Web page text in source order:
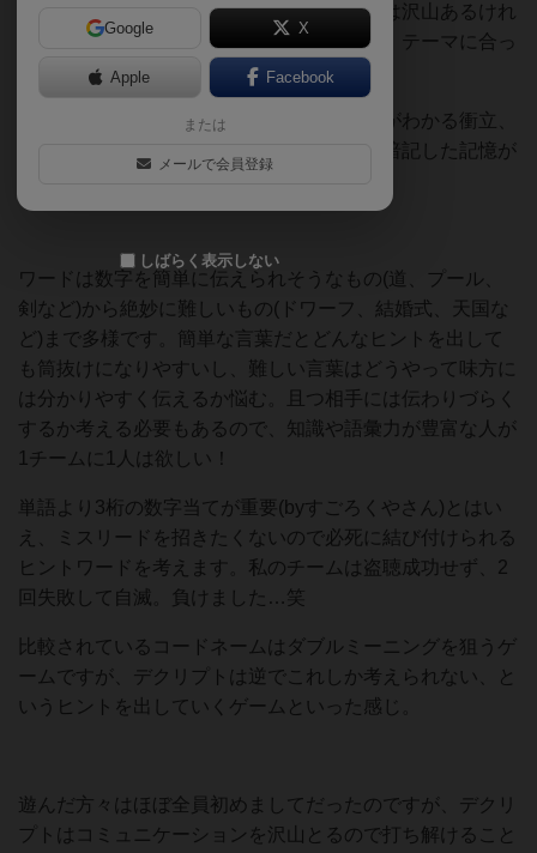
良いと思います。衝立を使うボードゲームは沢山あるけれ
ど、デクリプトは特徴的でとても洒落てる。テーマに合っ
てて素敵✨
キーワードカードを差し込んで初めて単語がわかる衝立、
学生時代を思い出しませんか？赤シートで暗記した記憶が
ワードは数字を簡単に伝えられそうなもの(道、プール、
剣など)から絶妙に難しいもの(ドワーフ、結婚式、天国な
ど)まで多様です。簡単な言葉だとどんなヒントを出して
も筒抜けになりやすいし、難しい言葉はどうやって味方に
は分かりやすく伝えるか悩む。且つ相手には伝わりづらく
するか考える必要もあるので、知識や語彙力が豊富な人が
1チームに1人は欲しい！
単語より3桁の数字当てが重要(byすごろくやさん)とはい
え、ミスリードを招きたくないので必死に結び付けられる
ヒントワードを考えます。私のチームは盗聴成功せず、2
回失敗して自滅。負けました…笑
比較されているコードネームはダブルミーニングを狙うゲ
ームですが、デクリプトは逆でこれしか考えられない、と
いうヒントを出していくゲームといった感じ。
遊んだ方々はほぼ全員初めましてだったのですが、デクリ
プトはコミュニケーションを沢山とるので打ち解けること
Google X
Apple Facebook
または
メールで会員登録
しばらく表示しない